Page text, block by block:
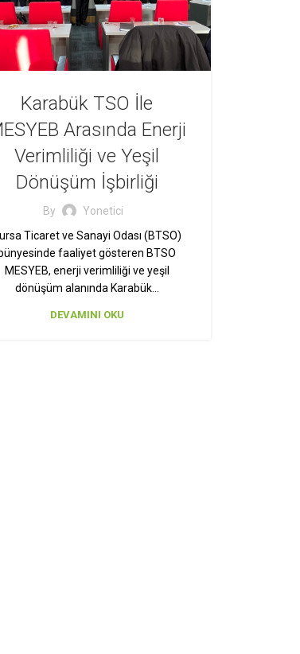
Karabük TSO İle
Arasında Enerji
Verimliliği ve Yeşil
Dönüşüm İşbirliği
By
Yonetici
Ticaret ve Sanayi Odası (BTSO)
bünyesinde faaliyet gösteren BTSO
MESYEB, enerji verimliliği ve yeşil
dönüşüm alanında Karabük…
DEVAMINI OKU